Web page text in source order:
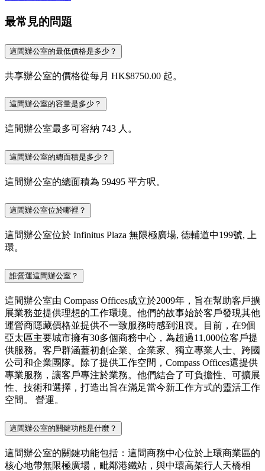
最常見的問題
這間辦公室的最低價格是多少？
共享辦公室的價格從每月 HK$8750.00 起。
這間辦公室的容量是多少？
這間辦公室最多可容納 743 人。
這間辦公室的總面積是多少？
這間辦公室的總面積為 59495 平方呎。
這間辦公室位於哪裡？
這間辦公室位於 Infinitus Plaza 無限極廣場, 德輔道中199號, 上
環。
誰營運這間辦公室？
這間辦公室由 Compass Offices成立於2009年，旨在幫助客戶擴
展業務並提供理想的工作環境。他們的故事始於客戶發現其他
運營商隱藏價格並提供不一致服務時感到沮喪。目前，在9個
亞太區主要城市擁有30多個商務中心，為超過11,000位客戶提
供服務。客戶群涵蓋初創企業、企業家、獨立專業人士、跨國
公司和企業團隊。除了提供工作空間，Compass Offices還提供
專業服務，讓客戶專注於業務。他們結合了可負擔性、可擴展
性、技術和選擇，打造出旨在滿足當今新工作方式的靈活工作
空間。 營運。
這間辦公室的關鍵功能是什麼？
這間辦公室的關鍵功能包括：這間商務中心位於上環商業區的
核心地帶無限極廣場，毗鄰港鐵站，與中環高架行人天橋相